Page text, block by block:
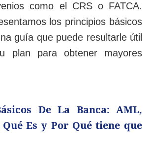
como el CRS o FATCA.
los principios básicos
guía que puede resultarle útil
plan para obtener mayores
De La Banca: AML,
Qué Es y Por Qué tiene que